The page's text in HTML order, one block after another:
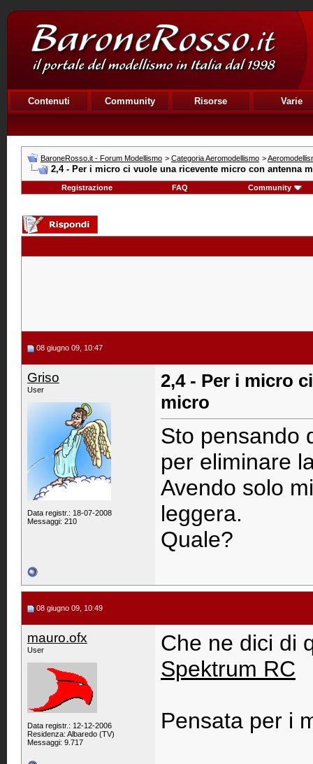
Contenuti Community Risorse Varie
BaroneRosso.it - Forum Modellismo > Categoria Aeromodellismo >
2,4 - Per i micro ci vuole una ricevente micro con antenna
Registrazione FAQ Community
08 giugno 09, 10:47
Griso
User
Data registr.: 18-07-2008
Messaggi: 210
2,4 - Per i micro
micro
Sto pensando
per eliminare
Avendo solo
leggera.
Quale?
08 giugno 09, 10:49
mauro.ofx
User
Data registr.: 12-12-2006
Residenza: Albaredo (TV)
Messaggi: 9.717
Che ne dici di
Spektrum RC
Pensata per i